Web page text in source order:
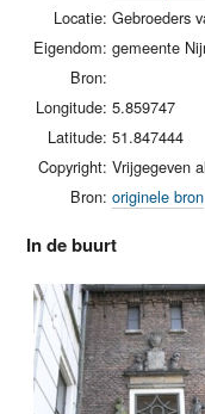
Locatie: Gebroeders
Eigendom: gemeente
Bron:
Longitude: 5.859747
Latitude: 51.847444
Copyright: Vrijgegeven
Bron: originele bron
In de buurt